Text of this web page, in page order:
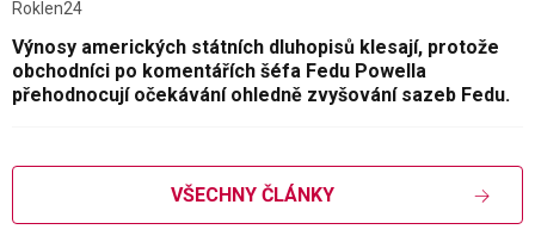
Roklen24
Výnosy amerických státních dluhopisů klesají, protože
obchodníci po komentářích šéfa Fedu Powella
přehodnocují očekávání ohledně zvyšování sazeb Fedu.
VŠECHNY ČLÁNKY